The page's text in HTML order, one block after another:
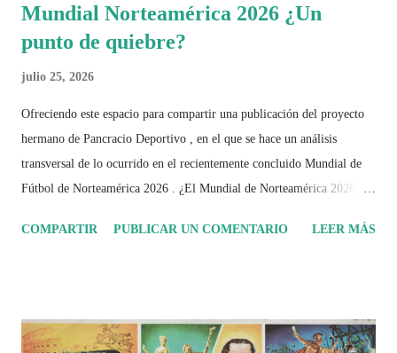
Mundial Norteamérica 2026 ¿Un
punto de quiebre?
julio 25, 2026
Ofreciendo este espacio para compartir una publicación del proyecto
hermano de Pancracio Deportivo , en el que se hace un análisis
transversal de lo ocurrido en el recientemente concluido Mundial de
Fútbol de Norteamérica 2026 . ¿El Mundial de Norteamérica 2026 ha
el recorrido de cada selección con infografías inspiradas en la
2026 ¿Un punto de quiebre?" Este especial de Pancracio Deportivo no
COMPARTIR PUBLICAR UN COMENTARIO LEER MÁS